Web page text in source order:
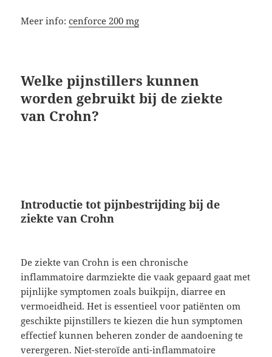
Meer info:cenforce 200 mg
Welke pijnstillers kunnen
worden gebruikt bij de ziekte
van Crohn?
Introductie tot pijnbestrijding bij de
ziekte van Crohn
De ziekte van Crohn is een chronische
inflammatoire darmziekte die vaak gepaard gaat met
pijnlijke symptomen zoals buikpijn, diarree en
vermoeidheid. Het is essentieel voor patiënten om
geschikte pijnstillers te kiezen die hun symptomen
effectief kunnen beheren zonder de aandoening te
verergeren. Niet-steroïde anti-inflammatoire